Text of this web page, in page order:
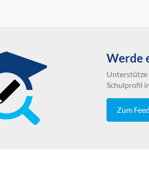
Werde
Unterstütze
Schulprofil
Zum